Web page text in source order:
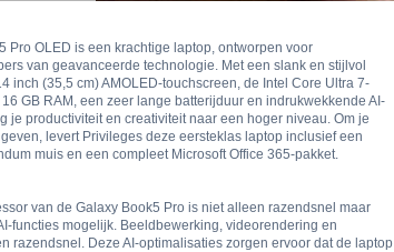
Pro OLED is een krachtige laptop, ontworpen voor
van geavanceerde technologie. Met een slank en stijlvol
inch (35,5 cm) AMOLED-touchscreen, de Intel Core Ultra 7-
GB RAM, een zeer lange batterijduur en indrukwekkende AI-
je productiviteit en creativiteit naar een hoger niveau. Om je
levert Privileges deze eersteklas laptop inclusief een
muis en een compleet Microsoft Office 365-pakket.
van de Galaxy Book5 Pro is niet alleen razendsnel maar
functies mogelijk. Beeldbewerking, videorendering en
razendsnel. Deze AI-optimalisaties zorgen ervoor dat de laptop